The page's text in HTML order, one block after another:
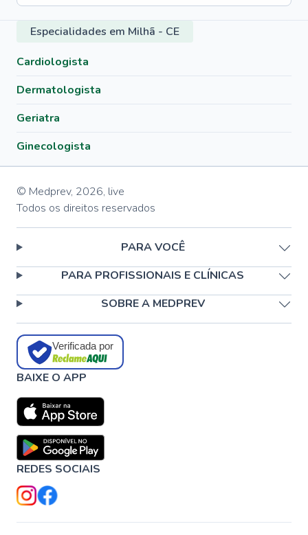
Especialidades em Milhã - CE
Cardiologista
Dermatologista
Geriatra
Ginecologista
© Medprev, 2026, live
Todos os direitos reservados
PARA VOCÊ
PARA PROFISSIONAIS E CLÍNICAS
SOBRE A MEDPREV
Verificada por
BAIXE O APP
REDES SOCIAIS